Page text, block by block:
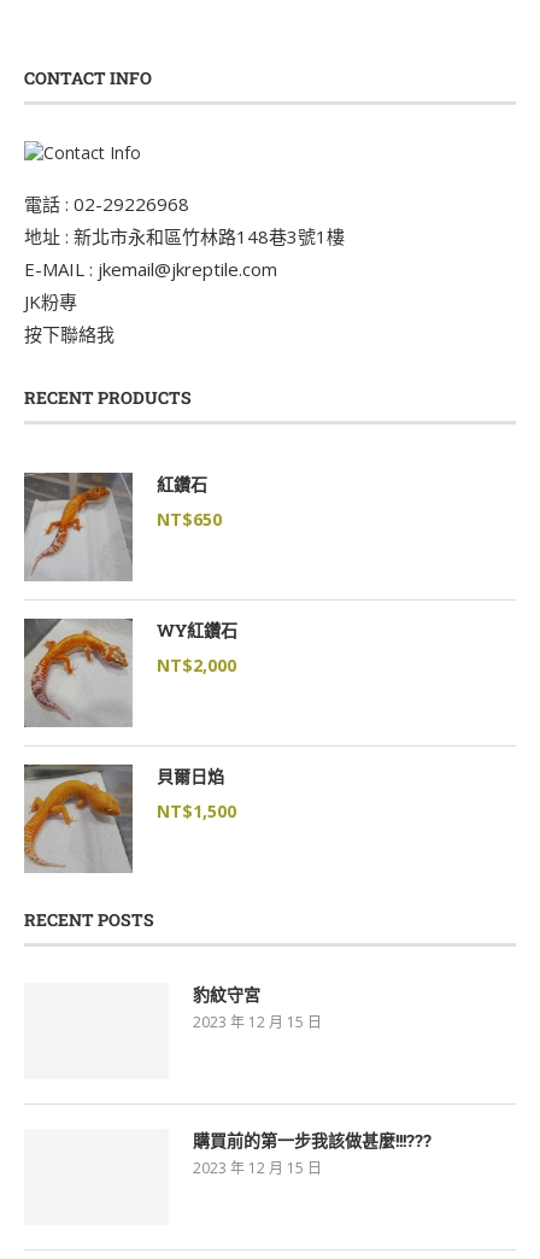
CONTACT INFO
電話 : 02-29226968
地址 : 新北市永和區竹林路148巷3號1樓
E-MAIL : jkemail@jkreptile.com
JK粉專
按下聯絡我
RECENT PRODUCTS
紅鑽石
NT$650
WY紅鑽石
NT$2,000
貝爾日焰
NT$1,500
RECENT POSTS
豹紋守宮
2023 年 12 月 15 日
購買前的第一步我該做甚麼!!!???
2023 年 12 月 15 日